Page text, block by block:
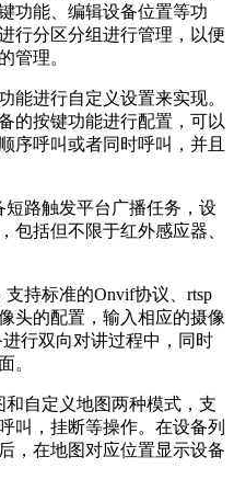
功能、编辑设备位置等功
行分区分组进行管理，以便
管理。
能进行自定义设置来实现。
的按键功能进行配置，可以
序呼叫或者同时呼叫，并且
短路触发平台广播任务，设
包括但不限于红外感应器、
持标准的Onvif协议、rtsp
头的配置，输入相应的摄像
行双向对讲过程中，同时
。
自定义地图两种模式，支
叫，挂断等操作。在设备列
，在地图对应位置显示设备